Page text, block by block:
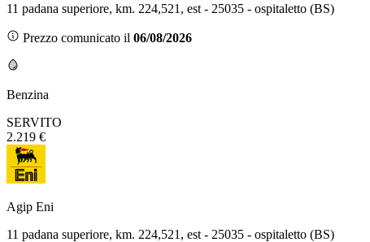
11 padana superiore, km. 224,521, est - 25035 - ospitaletto (BS)
Prezzo comunicato il 06/08/2026
Benzina
SERVITO
2.219 €
Agip Eni
11 padana superiore, km. 224,521, est - 25035 - ospitaletto (BS)